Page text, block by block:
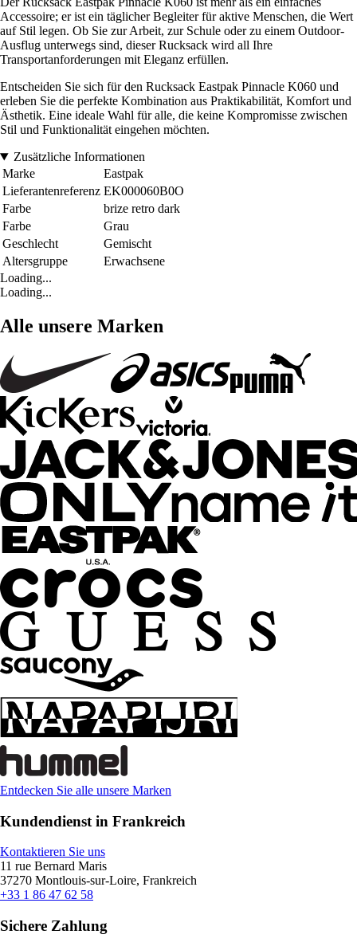
Accessoire; er ist ein täglicher Begleiter für aktive Menschen, die Wert
auf Stil legen. Ob Sie zur Arbeit, zur Schule oder zu einem Outdoor-
Ausflug unterwegs sind, dieser Rucksack wird all Ihre
Transportanforderungen mit Eleganz erfüllen.
Entscheiden Sie sich für den Rucksack Eastpak Pinnacle K060 und
erleben Sie die perfekte Kombination aus Praktikabilität, Komfort und
Ästhetik. Eine ideale Wahl für alle, die keine Kompromisse zwischen
Stil und Funktionalität eingehen möchten.
Zusätzliche Informationen
Marke
Eastpak
Lieferantenreferenz EK000060B0O
Farbe
brize retro dark
Farbe
Grau
Geschlecht
Gemischt
Altersgruppe
Erwachsene
Loading...
Loading...
Alle unsere Marken
Entdecken Sie alle unsere Marken
Kundendienst in Frankreich
Kontaktieren Sie uns
11 rue Bernard Maris
37270 Montlouis-sur-Loire, Frankreich
+33 1 86 47 62 58
Sichere Zahlung